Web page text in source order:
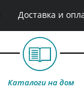
Доставка и
Каталоги на дом